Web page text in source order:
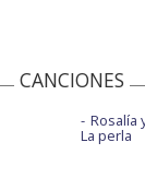
CANCIONES
Rosalía
La perla